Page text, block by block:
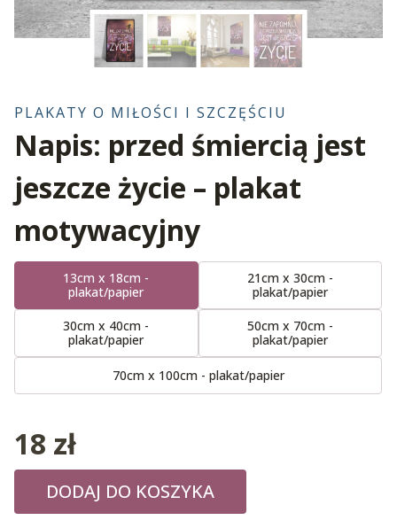
PLAKATY O MIŁOŚCI I SZCZĘŚCIU
Napis: przed śmiercią jest
jeszcze życie – plakat
motywacyjny
13cm x 18cm -
plakat/papier
21cm x 30cm -
plakat/papier
30cm x 40cm -
plakat/papier
50cm x 70cm -
plakat/papier
70cm x 100cm - plakat/papier
18 zł
DODAJ DO KOSZYKA